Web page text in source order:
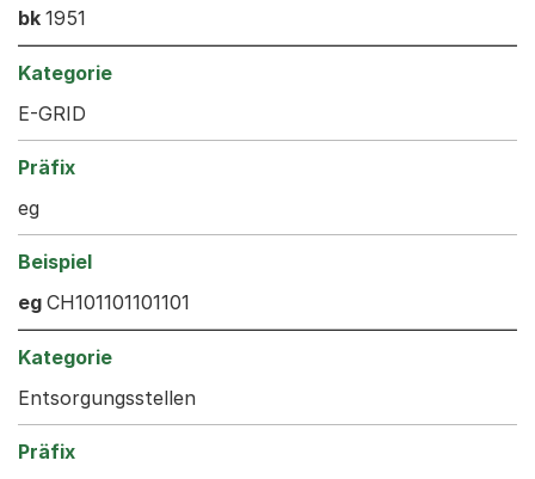
bk 1951
E-GRID
eg
eg CH101101101101
Entsorgungsstellen